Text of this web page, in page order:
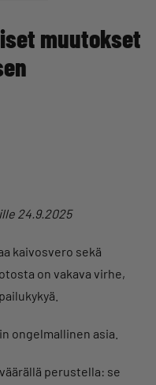
muutokset
24.9.2025
kaivosvero sekä
on vakava virhe,
ongelmallinen asia.
perustella: se